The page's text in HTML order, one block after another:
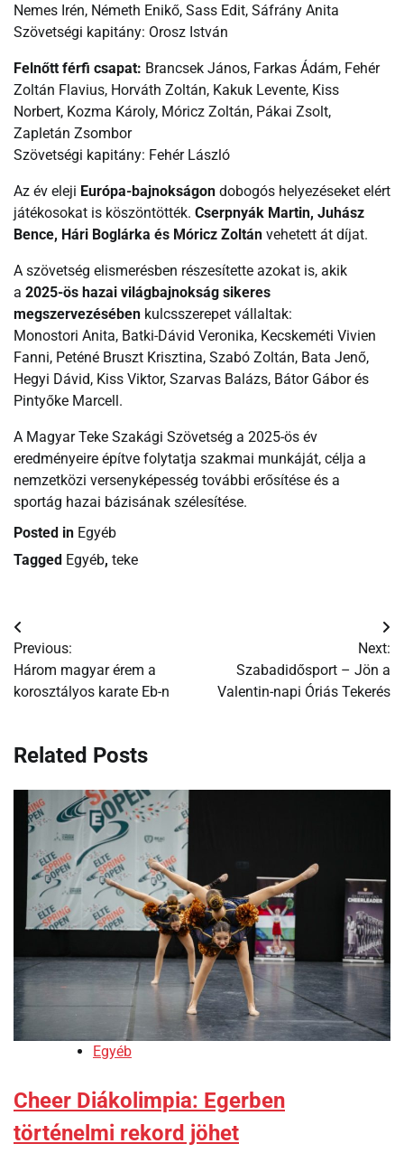
Nemes Irén, Németh Enikő, Sass Edit, Sáfrány Anita
Szövetségi kapitány: Orosz István
Felnőtt férfi csapat: Brancsek János, Farkas Ádám, Fehér
Zoltán Flavius, Horváth Zoltán, Kakuk Levente, Kiss
Norbert, Kozma Károly, Móricz Zoltán, Pákai Zsolt,
Zapletán Zsombor
Szövetségi kapitány: Fehér László
Az év eleji Európa-bajnokságon dobogós helyezéseket elért
játékosokat is köszöntötték. Cserpnyák Martin, Juhász
Bence, Hári Boglárka és Móricz Zoltán vehetett át díjat.
A szövetség elismerésben részesítette azokat is, akik
a 2025-ös hazai világbajnokság sikeres
megszervezésében kulcsszerepet vállaltak:
Monostori Anita, Batki-Dávid Veronika, Kecskeméti Vivien
Fanni, Peténé Bruszt Krisztina, Szabó Zoltán, Bata Jenő,
Hegyi Dávid, Kiss Viktor, Szarvas Balázs, Bátor Gábor és
Pintyőke Marcell.
A Magyar Teke Szakági Szövetség a 2025-ös év
eredményeire építve folytatja szakmai munkáját, célja a
nemzetközi versenyképesség további erősítése és a
sportág hazai bázisának szélesítése.
Posted in Egyéb
Tagged Egyéb, teke
Bejegyzés
navigáció
Previous:
Három magyar érem a
korosztályos karate Eb-n
Next:
Szabadidősport – Jön a
Valentin-napi Óriás Tekerés
Related Posts
Egyéb
Cheer Diákolimpia: Egerben
történelmi rekord jöhet